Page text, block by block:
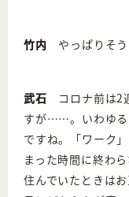
竹内 やっぱりそう
武石 コロナ前は2
すが……。いわゆる
ですね。「ワーク
まった時間に終わ
住んでいたときは